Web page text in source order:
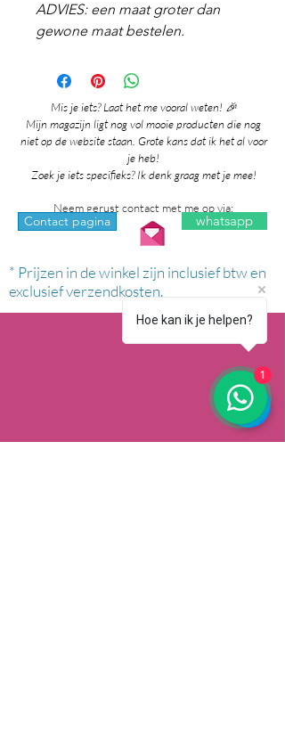
ADVIES: een maat groter dan
gewone maat bestelen.
Mis je iets? Laat het me vooral weten! 🎉
Mijn magazijn ligt nog vol mooie producten die nog
niet op de website staan. Grote kans dat ik het al voor
je heb!
Zoek je iets specifieks? Ik denk graag met je mee!
Neem gerust contact met me op via:
Contact pagina whatsapp
* Prijzen in de winkel zijn inclusief btw en
exclusief verzendkosten.
Hoe kan ik je helpen?
1